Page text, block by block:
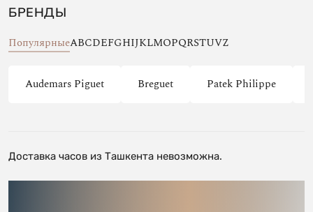
БРЕНДЫ
ПопулярныеABCDEFGHIJKLMOPQRSTUVZ
Audemars Piguet Breguet Patek Philippe
Доставка часов из Ташкента невозможна.